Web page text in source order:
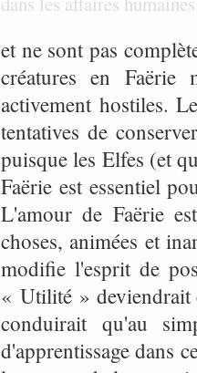
et ne sont pas
créatures en Faërie
activement hostiles.
tentatives de
puisque les Elfes (et
Faërie est essentiel
L'amour de Faërie
choses, animées et
modifie l'esprit de
« Utilité » deviendrait
conduirait qu'au
d'apprentissage dans